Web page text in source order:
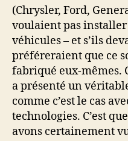
(Chrysler, Ford,
voulaient pas installer
véhicules – et s’ils
préféreraient que ce
fabriqué eux-mêmes.
a présenté un
comme c’est le cas
technologies. C’est
avons certainement